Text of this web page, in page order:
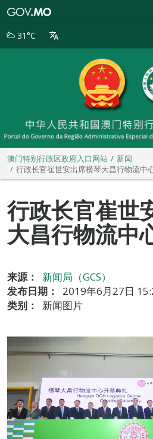
别
31°C
澳门特别行政区政府入口网站
新闻
行政长官崔世安出席横琴大昌行物流中
行政长官崔世
大昌行物流中
来源：
新闻局（GCS）
发布日期：
2019年6月27日
类别：
新闻图片